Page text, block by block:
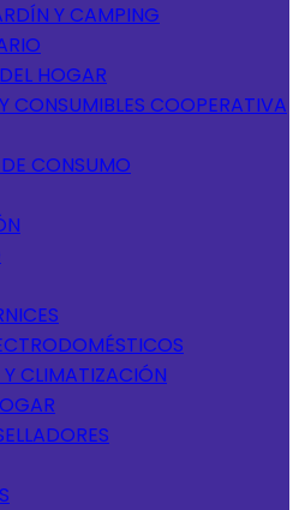
Y CAMPING
HOGAR
CONSUMIBLES COOPERATIVA
CONSUMO
CLIMATIZACIÓN